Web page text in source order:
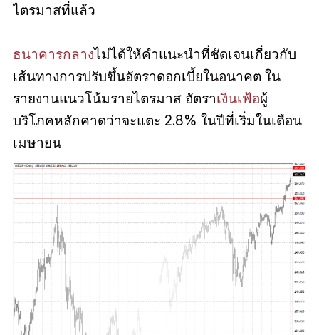
ไตรมาสที่แล้ว
ธนาคารกลางไม่ได้ให้คำแนะนำที่ชัดเจนเกี่ยวกับ
เส้นทางการปรับขึ้นอัตราดอกเบี้ยในอนาคต ใน
รายงานแนวโน้มรายไตรมาส อัตราเงินเฟ้อผู้
บริโภคหลักคาดว่าจะแตะ 2.8% ในปีที่เริ่มในเดือน
เมษายน